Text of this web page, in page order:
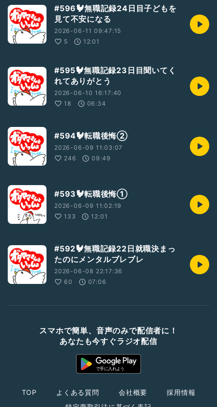
#596🐓無職記録24日目子どもを
見て不安になる
2026-06-11 09:47:15
5
12:01
#595🐓無職記録23日目聞いてく
れてありがとう
2026-06-10 16:17:40
18
06:34
#594🐓転職後悔②
2026-06-09 11:03:07
246
09:49
#593🐓転職後悔①
2026-06-09 11:02:19
133
12:01
#592🐓無職記録22日就職決まっ
たのにメンタルブレブレ
2026-06-08 22:17:36
60
07:06
スマホで簡単、音声のみで配信者に！
あなたも今すぐラジオ配信
TOP よくある質問 会社概要
採用情報